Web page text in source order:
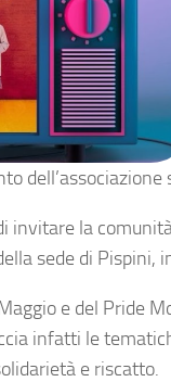
dell’associazione
invitare la
sede di Pispini,
e del Pride
infatti le
e riscatto.